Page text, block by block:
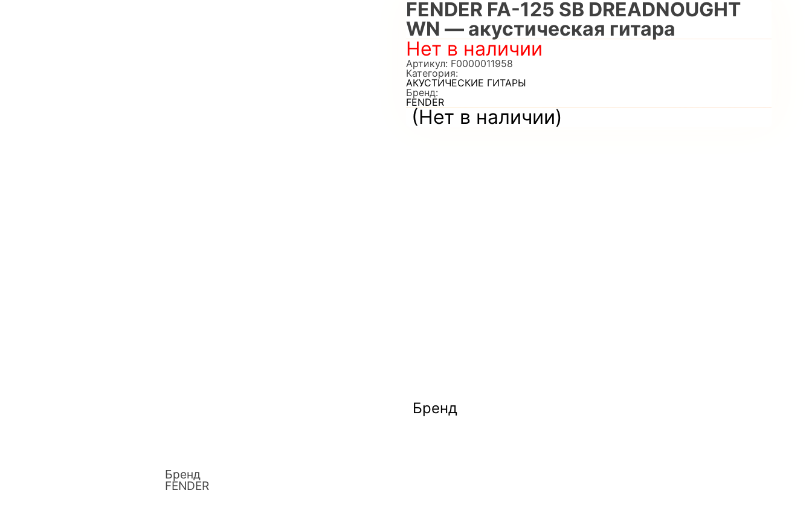
FENDER FA-125 SB DREADNOUGHT
WN — акустическая гитара
(Нет в наличии)
Нет в наличии
Артикул: F0000011958
Категория:
АКУСТИЧЕСКИЕ ГИТАРЫ
Бренд:
FENDER
Бренд
Бренд
FENDER